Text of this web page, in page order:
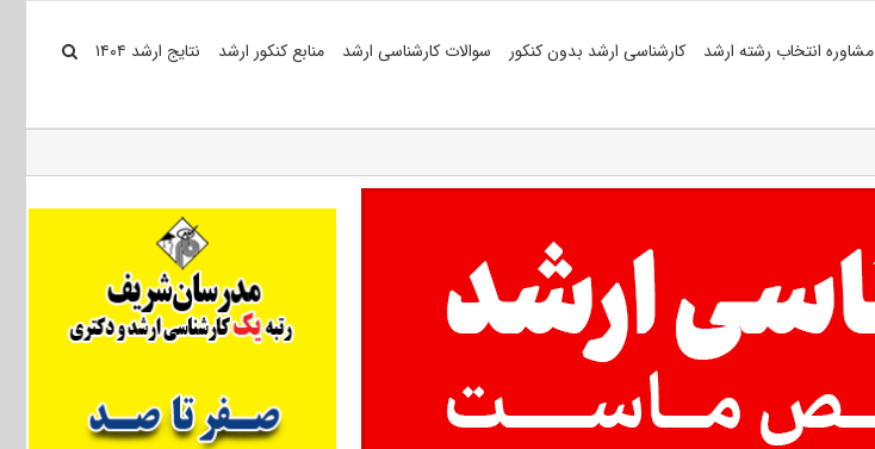
مشاوره انتخاب رشته ارشد کارشناسی ارشد بدون کنکور سوالات کارشناسی ارشد منابع کنکور ارشد نتایج ارشد ۱۴۰۴